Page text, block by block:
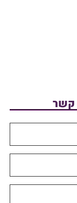
קשר